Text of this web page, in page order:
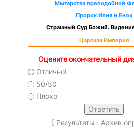
Мытарства преподобной
Пророк Илия и Енох
Страшный Суд Божий. Видение
Царская Империя
Оцените окончательный
Отлично!
50/50
Плохо
[ Результаты · Архив